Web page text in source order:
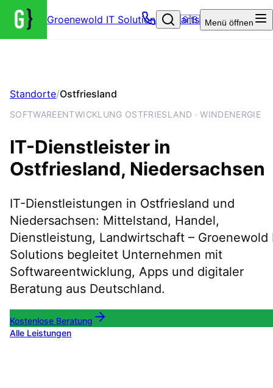
Groenewold IT Solutions – Startseite
🇬🇧 Menü öffnen
Standorte/Ostfriesland
SOFTWAREENTWICKLUNG OSTFRIESLAND · WINDENERGIE
IT-Dienstleister in
Ostfriesland, Niedersachsen
IT-Dienstleistungen in Ostfriesland und
Niedersachsen: Mittelstand, Handel,
Dienstleistung, Landwirtschaft – Groenewold
Solutions begleitet Unternehmen mit
Softwareentwicklung, Apps und digitaler
Beratung aus Deutschland.
Kostenlose Beratung
Alle Leistungen